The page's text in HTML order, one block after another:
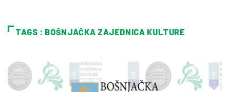
TAGS : BOŠNJAČKA ZAJEDNICA KULTURE